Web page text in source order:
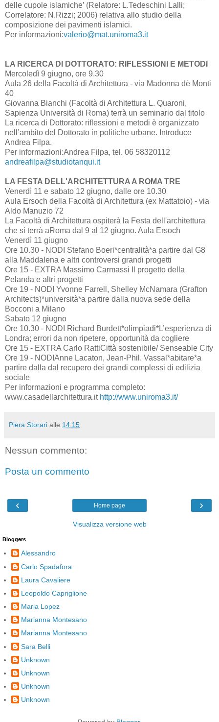
delle cupole islamiche’ (Relatore: L.Tedeschini Lalli;
Correlatore: N.Rizzi; 2006) relativa allo studio della
composizione dei pavimenti islamici.
Per informazioni:valerio@mat.uniroma3.it
LA RICERCA DI DOTTORATO: RIFLESSIONI E METODI
Mercoledì 9 giugno, ore 9.30
Aula 26 della Facoltà di Architettura - via Madonna dè Monti
40
Giovanna Bianchi (Facoltà di Architettura L. Quaroni,
Sapienza Università di Roma) terrà un seminario dal titolo
La ricerca di Dottorato: riflessioni e metodi è organizzato
nell’ambito del Dottorato in politiche urbane. Introduce
Andrea Filpa.
Per informazioni:Andrea Filpa, tel. 06 58320112
andreafilpa@studiotanqui.it
LA FESTA DELL'ARCHITETTURA A ROMA TRE
Venerdì 11 e sabato 12 giugno, dalle ore 10.30
Aula Ersoch della Facoltà di Architettura (ex Mattatoio) - via
Aldo Manuzio 72
La Facoltà di Architettura ospiterà la Festa dell'architettura
che si terrà aRoma dal 9 al 12 giugno. Aula Ersoch
Venerdì 11 giugno
Ore 10.30 - NODI Stefano Boeri*centralità*a partire dal G8
alla Maddalena e altri controversi grandi progetti
Ore 15 - EXTRA Massimo Carmassi Il progetto della
Pelanda e altri progetti
Ore 19 - NODI Yvonne Farrell, Shelley McNamara (Grafton
Architects)*università*a partire dalla nuova sede della
Bocconi a Milano
Sabato 12 giugno
Ore 10.30 - NODI Richard Burdett*olimpiadi*L’esperienza di
Londra; errori da non ripetere, opportunità da cogliere
Ore 15 - EXTRA Carlo RattiCittà sostenibile/ Senseable City
Ore 19 - NODIAnne Lacaton, Jean-Phil. Vassal*abitare*a
partire dalla dal recupero dei grandi complessi di edilizia
sociale
Per informazioni e programma completo:
www.casadellarchitettura.it http://www.uniroma3.it/
Piera Storari alle 14:15
Nessun commento:
Posta un commento
‹ ›
Home page
Visualizza versione web
Bloggers
Alessandro
Carlo Spadafora
Laura Cavaliere
Leopoldo Capriglione
Maria Lopez
Marianna Montesano
Marianna Montesano
Sara Belli
Unknown
Unknown
Unknown
Unknown